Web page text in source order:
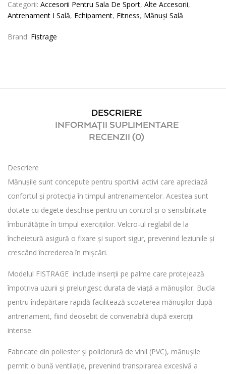
Categorii: Accesorii Pentru Sala De Sport, Alte Accesorii,
Antrenament I Sală, Echipament, Fitness, Mănuși Sală
Brand: Fistrage
DESCRIERE
INFORMAȚII SUPLIMENTARE
RECENZII (0)
Descriere
Mănușile sunt concepute pentru sportivii activi care apreciază
confortul și protecția în timpul antrenamentelor. Acestea sunt
dotate cu degete deschise pentru un control și o sensibilitate
îmbunătățite în timpul exercițiilor. Velcro-ul reglabil de la
încheietură asigură o fixare și suport sigur, prevenind leziunile și
crescând încrederea în mișcări.
Modelul FISTRAGE include inserții pe palme care protejează
împotriva uzurii și prelungesc durata de viață a mănușilor. Bucla
pentru îndepărtare rapidă facilitează scoaterea mănușilor după
antrenament, fiind deosebit de convenabilă după exerciții
intense.
Fabricate din poliester și policlorură de vinil (PVC), mănușile
permit o bună ventilație, prevenind transpirarea excesivă a